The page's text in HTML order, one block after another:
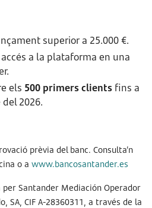
superior a 25.000 €.
a la plataforma en una
els 500 primers clients fins a
2026.
prèvia del banc. Consulta’n
o a www.bancosantander.es
Santander Mediación Operador
SA, CIF A-28360311, a través de la